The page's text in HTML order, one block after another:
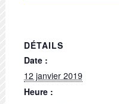
DÉTAILS
Date :
12 janvier 2019
Heure :